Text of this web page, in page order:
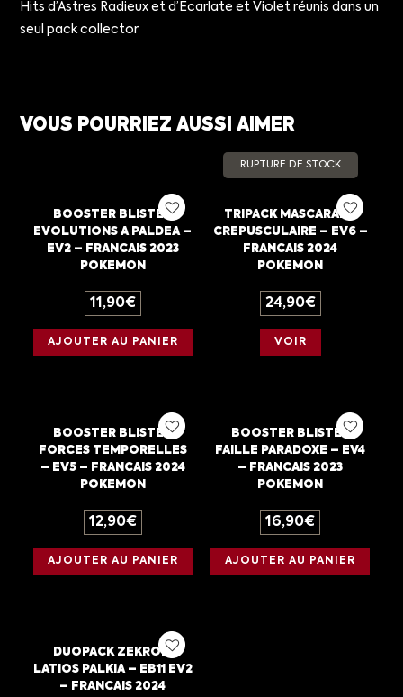
Hits d’Astres Radieux et d’Ecarlate et Violet réunis dans un
seul pack collector
VOUS POURRIEZ AUSSI AIMER
BOOSTER BLISTER
EVOLUTIONS A PALDEA –
EV2 – FRANCAIS 2023
POKEMON
11,90€
AJOUTER AU PANIER
RUPTURE DE STOCK
TRIPACK MASCARADE
CREPUSCULAIRE – EV6 –
FRANCAIS 2024
POKEMON
24,90€
VOIR
BOOSTER BLISTER
FORCES TEMPORELLES
– EV5 – FRANCAIS 2024
POKEMON
12,90€
AJOUTER AU PANIER
BOOSTER BLISTER
FAILLE PARADOXE – EV4
– FRANCAIS 2023
POKEMON
16,90€
AJOUTER AU PANIER
DUOPACK ZEKROM
LATIOS PALKIA – EB11 EV2
– FRANCAIS 2024